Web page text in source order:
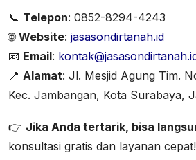
📞 Telepon: 0852-8294-4243
🌐Website: jasasondirtanah.id
📧 Email:
📍 Alamat: Jl. Mesjid Agung Tim.
Kec. Jambangan, Kota Surabaya,
👉 Jika Anda tertarik, bisa
konsultasi gratis dan layanan cepat!